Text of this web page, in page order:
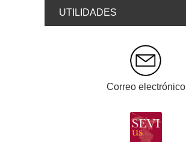
UTILIDADES
Correo electrónico